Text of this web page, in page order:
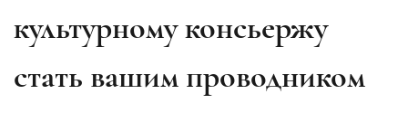
культурному консьержу
стать вашим проводником